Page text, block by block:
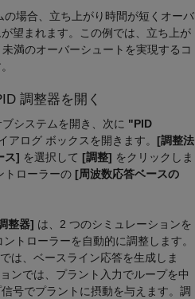
の場合、立ち上がり時間が短くオーバ
望まれます。この例では、立ち上が
満のオーバーシュートを実現するコ
調整器を開く
ブシステムを開き、次に "PID
アログ ボックスを開きます。 [調整法
ス] を選択して [調整] をクリックしま
トローラーの [周波数応答ベースの
整器] は、2 つのシミュレーションを
トローラーを自動的に調整します。
は、ベースライン応答を生成しま
ンでは、プラント入力でループを中
号でプラントに摂動を与えます。調